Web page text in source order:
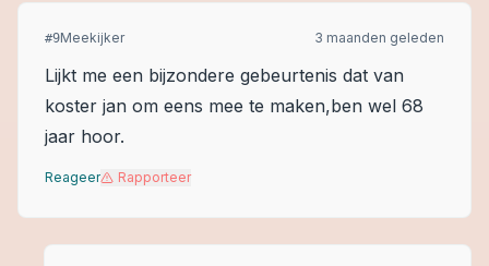
#9Meekijker 3 maanden geleden
Lijkt me een bijzondere gebeurtenis dat van
koster jan om eens mee te maken,ben wel 68
jaar hoor.
Reageer Rapporteer